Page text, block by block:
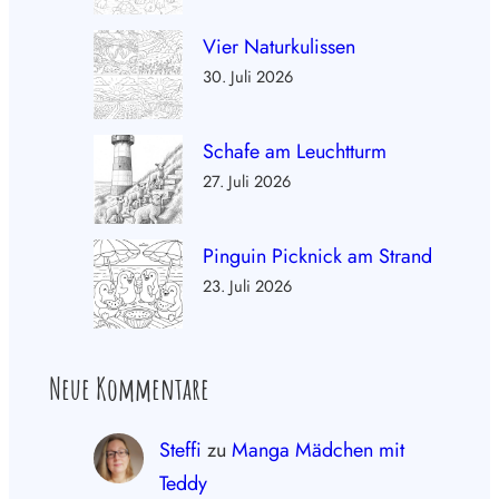
Vier Naturkulissen
30. Juli 2026
Schafe am Leuchtturm
27. Juli 2026
Pinguin Picknick am Strand
23. Juli 2026
Neue Kommentare
Steffi zu Manga Mädchen mit
Teddy